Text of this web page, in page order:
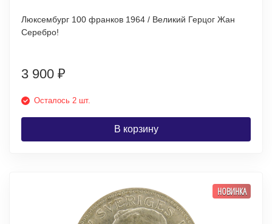
Люксембург 100 франков 1964 / Великий Герцог Жан
Серебро!
3 900 ₽
Осталось 2 шт.
В корзину
НОВИНКА